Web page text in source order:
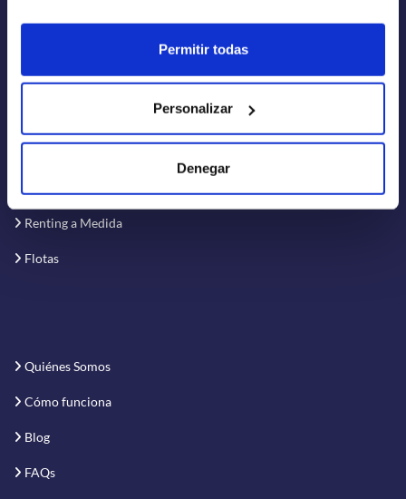
Permitir todas
Personalizar
Denegar
Renting Flexible
Renting a Medida
Flotas
Quiénes Somos
Cómo funciona
Blog
FAQs